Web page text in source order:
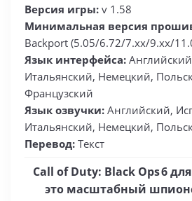
Версия игры: v 1.58
Минимальная версия
Backport (5.05/6.72/7.xx/9.xx/
Язык интерфейса:
Итальянский, Немецкий,
Французский
Язык озвучки: Английский,
Итальянский, Немецкий,
Перевод: Текст
Call of Duty: Black Ops 6
это масштабный